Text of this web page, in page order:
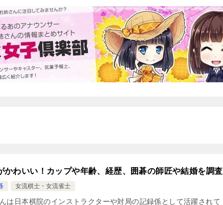
かわいい！カップや年齢、経歴、囲碁の師匠や結婚を調査
女流棋士・女流雀士
は日本棋院のインストラクターや対局の記録係として活躍されて